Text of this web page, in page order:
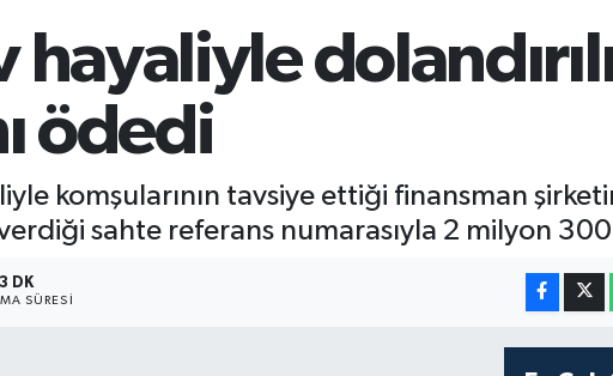
ödedi
komşularının tavsiye ettiği finansman
sahte referans numarasıyla 2 milyon 300
3 DK
SÜRESI